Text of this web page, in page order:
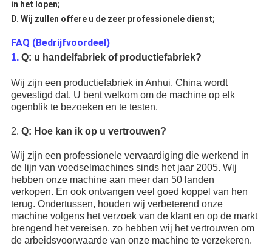
in het lopen;
D. Wij zullen offere u de zeer professionele dienst;
FAQ (Bedrijfvoordeel)
1. Q: u handelfabriek of productiefabriek?
Wij zijn een productiefabriek in Anhui, China wordt
gevestigd dat. U bent welkom om de machine op elk
ogenblik te bezoeken en te testen.
2. Q: Hoe kan ik op u vertrouwen?
Wij zijn een professionele vervaardiging die werkend in
de lijn van voedselmachines sinds het jaar 2005. Wij
hebben onze machine aan meer dan 50 landen
verkopen. En ook ontvangen veel goed koppel van hen
terug. Ondertussen, houden wij verbeterend onze
machine volgens het verzoek van de klant en op de markt
brengend het vereisen. zo hebben wij het vertrouwen om
de arbeidsvoorwaarde van onze machine te verzekeren.